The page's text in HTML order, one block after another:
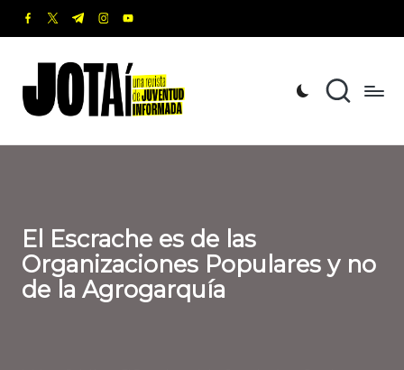
Saltar
contenido
facebook.com
twitter.com
t.me instagram.com
youtube.com
o
t
revista
de
Informada
El Escrache es de las
Organizaciones Populares y no
de la Agrogarquía